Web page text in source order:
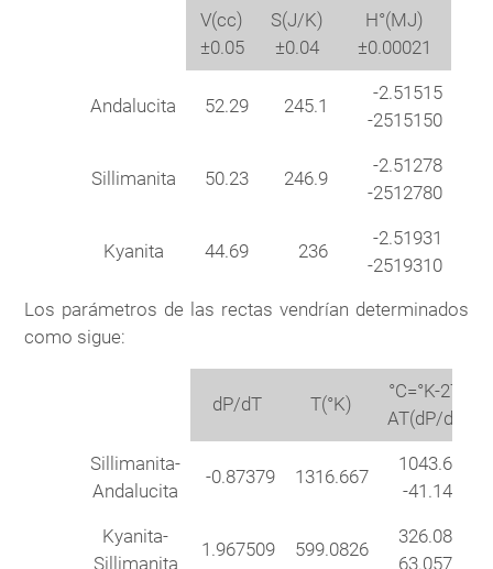
V(cc)
±0.05
S(J/K)
±0.04
H°(MJ)
±0.00021
Andalucita 52.29 245.1
-2.51515
-2515150
Sillimanita 50.23 246.9
-2.51278
-2512780
Kyanita 44.69 236
-2.51931
-2519310
Los parámetros de las rectas vendrían determinados
como sigue:
dP/dT T(°K)
°C=°K-273
AT(dP/dT)
Sillimanita-
Andalucita
-0.87379 1316.667
1043.667
-41.1465
Kyanita-
Sillimanita
1.967509 599.0826
326.0826
63.05773